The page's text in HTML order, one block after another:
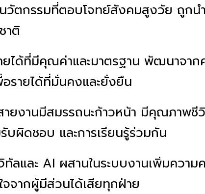
วัตกรรมที่ตอบโจทย์สังคมสูงวัย ถูก
าติ
ยได้ที่มีคุณค่าและมาตรฐาน พัฒนาจา
รายได้ที่มั่นคงและยั่งยืน
ยงานมีสมรรถนะก้าวหน้า มีคุณภาพ
บผิดชอบ และการเรียนรู้ร่วมกัน
ทัลและ AI ผสานในระบบงานเพิ่มคว
จจากผู้มีส่วนได้เสียทุกฝ่าย